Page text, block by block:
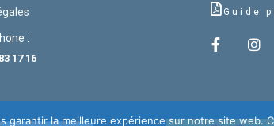
:
17 16
Guide
garantir la meilleure expérience sur notre site web.